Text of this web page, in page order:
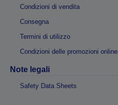
Condizioni di vendita
Consegna
Termini di utilizzo
Condizioni delle promozioni online
Note legali
Safety Data Sheets